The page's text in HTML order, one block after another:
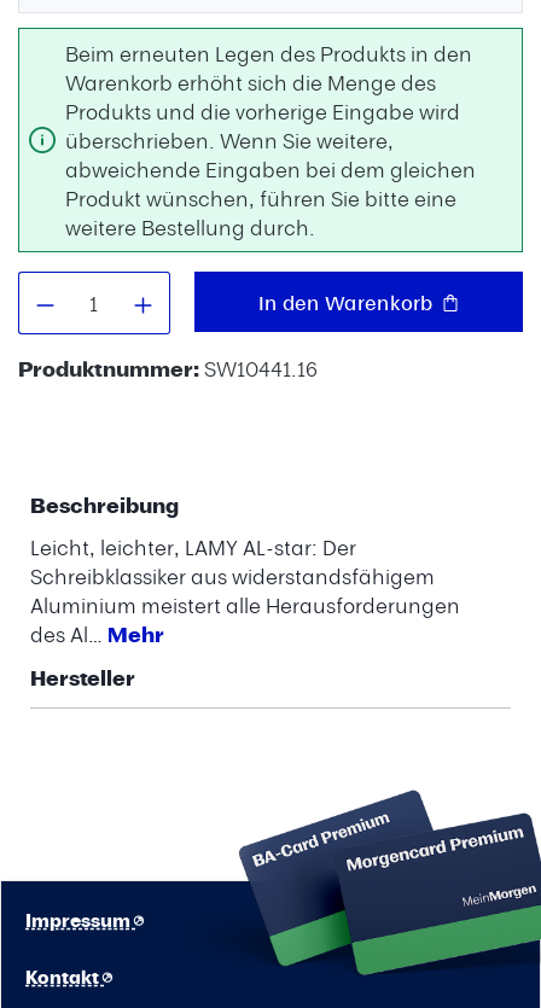
Beim erneuten Legen des Produkts in den
Warenkorb erhöht sich die Menge des
Produkts und die vorherige Eingabe wird
überschrieben. Wenn Sie weitere,
abweichende Eingaben bei dem gleichen
Produkt wünschen, führen Sie bitte eine
weitere Bestellung durch.
Produkt Anzahl: Gib denIn den Warenkorb
Produktnummer:SW10441.16
Beschreibung
Leicht, leichter, LAMY AL-star: Der
Schreibklassiker aus widerstandsfähigem
Aluminium meistert alle Herausforderungen
des Al… Mehr
Hersteller
Kontakt
Impressum